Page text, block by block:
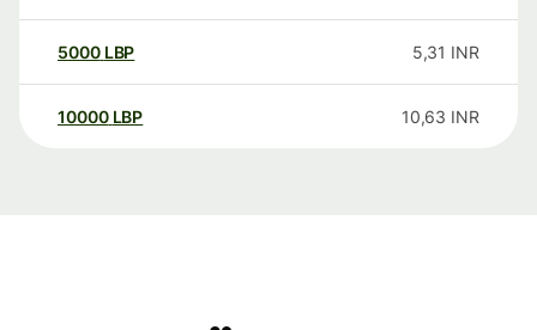
5000 LBP 5,31 INR
10000 LBP 10,63 INR